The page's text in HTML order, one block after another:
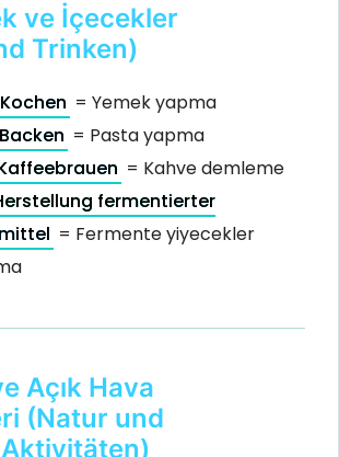
ve İçecekler
Trinken)
= Yemek yapma
= Pasta yapma
= Kahve demleme
fermentierter
= Fermente yiyecekler
Açık Hava
(Natur und